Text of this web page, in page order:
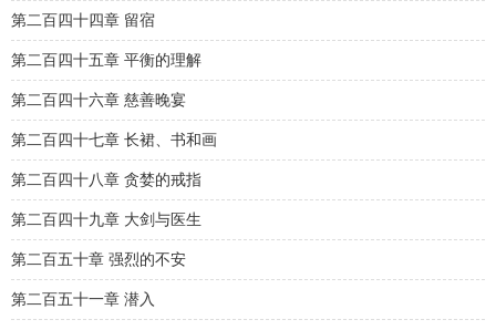
第二百四十四章 留宿
第二百四十五章 平衡的理解
第二百四十六章 慈善晚宴
第二百四十七章 长裙、书和画
第二百四十八章 贪婪的戒指
第二百四十九章 大剑与医生
第二百五十章 强烈的不安
第二百五十一章 潜入